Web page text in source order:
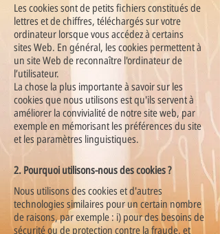
Les cookies sont de petits fichiers constitués de
lettres et de chiffres, téléchargés sur votre
ordinateur lorsque vous accédez à certains
sites Web. En général, les cookies permettent à
un site Web de reconnaître l'ordinateur de
l’utilisateur.
La chose la plus importante à savoir sur les
cookies que nous utilisons est qu'ils servent à
améliorer la convivialité de notre site web, par
exemple en mémorisant les préférences du site
et les paramètres linguistiques.
2. Pourquoi utilisons-nous des cookies ?
Nous utilisons des cookies et d'autres
technologies similaires pour un certain nombre
de raisons, par exemple : i) pour des besoins de
sécurité ou de protection contre la fraude, et